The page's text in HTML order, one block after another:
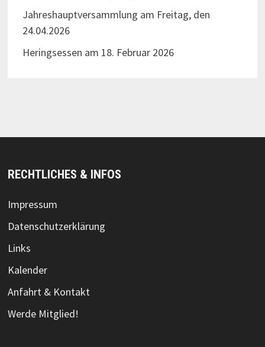
Jahreshauptversammlung am Freitag, den
24.04.2026
Heringsessen am 18. Februar 2026
RECHTLICHES & INFOS
Impressum
Datenschutzerklärung
Links
Kalender
Anfahrt & Kontakt
Werde Mitglied!